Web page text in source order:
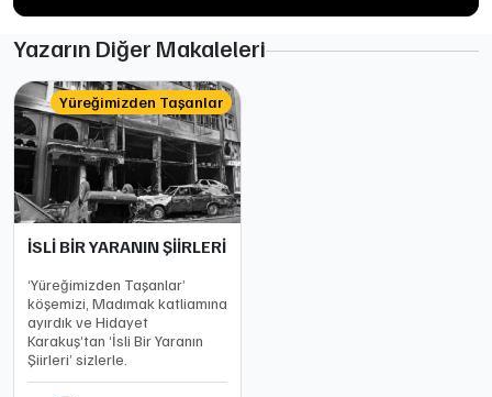
Yazarın Diğer Makaleleri
Yüreğimizden Taşanlar
İSLİ BİR YARANIN ŞİİRLERİ
‘Yüreğimizden Taşanlar’
köşemizi, Madımak katliamına
ayırdık ve Hidayet
Karakuş’tan ‘İsli Bir Yaranın
Şiirleri’ sizlerle.